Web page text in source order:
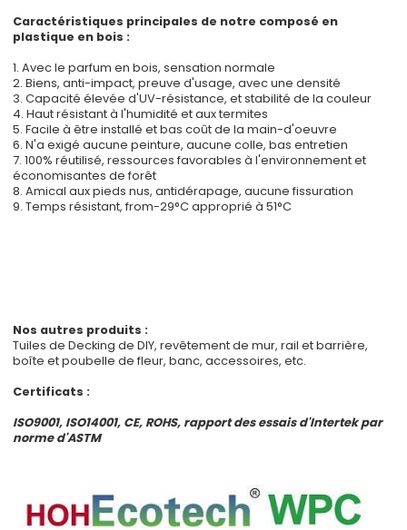
Caractéristiques principales de notre composé en
plastique en bois :
1. Avec le parfum en bois, sensation normale
2. Biens, anti-impact, preuve d'usage, avec une densité
3. Capacité élevée d'UV-résistance, et stabilité de la couleur
4. Haut résistant à l'humidité et aux termites
5. Facile à être installé et bas coût de la main-d'oeuvre
6. N'a exigé aucune peinture, aucune colle, bas entretien
7. 100% réutilisé, ressources favorables à l'environnement et
économisantes de forêt
8. Amical aux pieds nus, antidérapage, aucune fissuration
9. Temps résistant, from-29°C approprié à 51°C
Nos autres produits :
Tuiles de Decking de DIY, revêtement de mur, rail et barrière,
boîte et poubelle de fleur, banc, accessoires, etc.
Certificats :
ISO9001, ISO14001, CE, ROHS, rapport des essais d'Intertek par
norme d'ASTM